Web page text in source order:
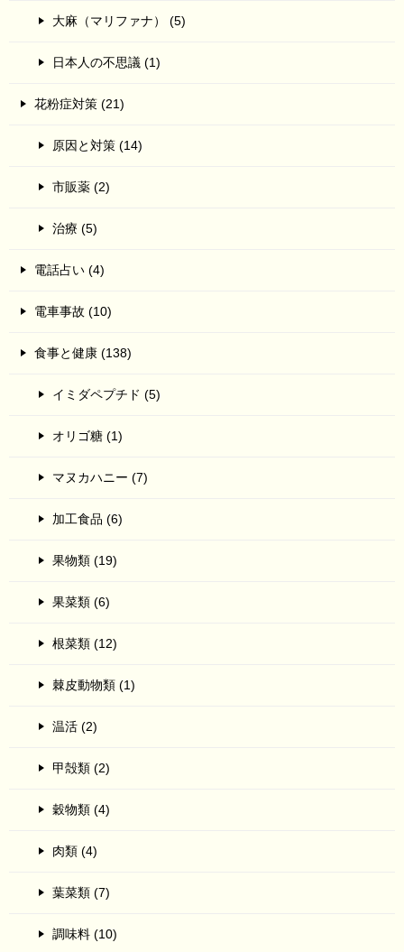
大麻（マリファナ） (5)
日本人の不思議 (1)
花粉症対策 (21)
原因と対策 (14)
市販薬 (2)
治療 (5)
電話占い (4)
電車事故 (10)
食事と健康 (138)
イミダペプチド (5)
オリゴ糖 (1)
マヌカハニー (7)
加工食品 (6)
果物類 (19)
果菜類 (6)
根菜類 (12)
棘皮動物類 (1)
温活 (2)
甲殻類 (2)
穀物類 (4)
肉類 (4)
葉菜類 (7)
調味料 (10)